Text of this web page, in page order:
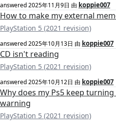
answered2025年11月9日 由 koppie007
How to make my external
PlayStation 5 (2021 revision)
answered2025年10月13日 由 koppie007
CD isn't reading
PlayStation 5 (2021 revision)
answered2025年10月12日 由 koppie007
Why does my Ps5 keep
warning
PlayStation 5 (2021 revision)